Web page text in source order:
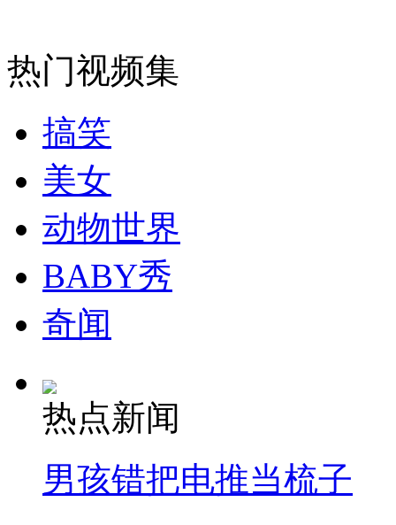
安徽一实载49人客车翻车
走！跟着总书记去植树
消防员救轻生者 花炮节热闹非凡
司机酒驾遇交警 急速倒车逃窜
热门视频集
搞笑
美女
动物世界
BABY秀
奇闻
热点新闻
男孩错把电推当梳子